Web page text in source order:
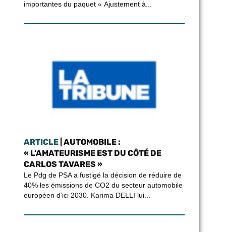
importantes du paquet « Ajustement à...
ARTICLE| AUTOMOBILE :
« L’AMATEURISME EST DU CÔTÉ DE
CARLOS TAVARES »
Le Pdg de PSA a fustigé la décision de réduire de
40% les émissions de CO2 du secteur automobile
européen d’ici 2030. Karima DELLI lui...